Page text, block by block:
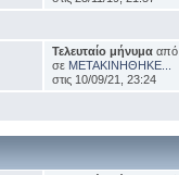
Τελευταίο μήνυμα από
σε ΜΕΤΑΚΙΝΗΘΗΚΕ...
στις 10/09/21, 23:24